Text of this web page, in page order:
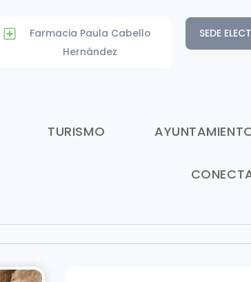
SEDE
Farmacia Paula Cabello
Hernández
TURISMO